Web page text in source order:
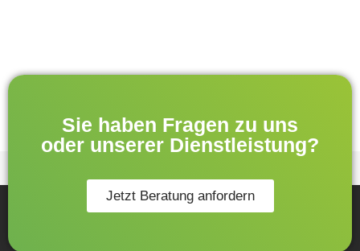
Sie haben Fragen zu uns
oder unserer Dienstleistung?
Jetzt Beratung anfordern